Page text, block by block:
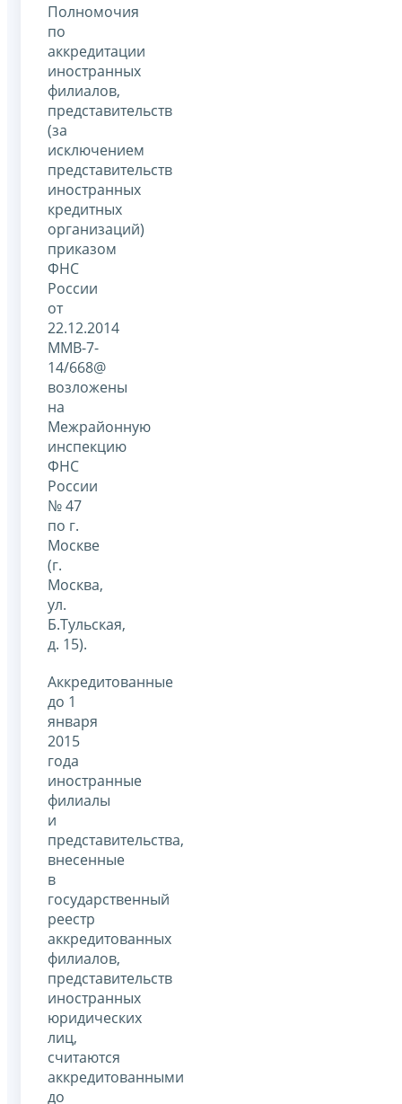
Полномочия
по
аккредитации
иностранных
филиалов,
представительств
(за
исключением
представительств
иностранных
кредитных
организаций)
приказом
ФНС
России
от
22.12.2014
ММВ-7-
14/668@
возложены
на
Межрайонную
инспекцию
ФНС
России
№ 47
по г.
Москве
(г.
Москва,
ул.
Б.Тульская,
д. 15).
Аккредитованные
до 1
января
2015
года
иностранные
филиалы
и
представительства,
внесенные
в
государственный
реестр
аккредитованных
филиалов,
представительств
иностранных
юридических
лиц,
считаются
аккредитованными
до